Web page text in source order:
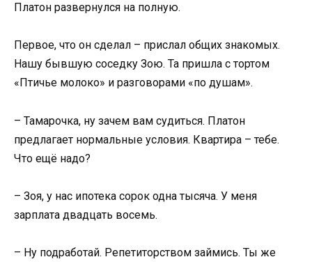
Платон развернулся на полную.
Первое, что он сделал – прислал общих знакомых.
Нашу бывшую соседку Зою. Та пришла с тортом
«Птичье молоко» и разговорами «по душам».
– Тамарочка, ну зачем вам судиться. Платон
предлагает нормальные условия. Квартира – тебе.
Что ещё надо?
– Зоя, у нас ипотека сорок одна тысяча. У меня
зарплата двадцать восемь.
– Ну подработай. Репетиторством займись. Ты же